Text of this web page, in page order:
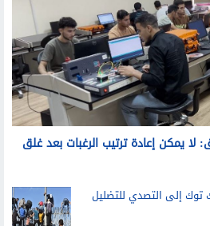
يمكن إعادة ترتيب الرغبات بعد غلق